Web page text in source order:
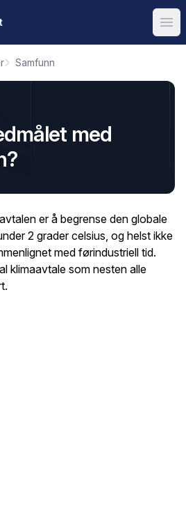
Samfunn
med
er å begrense den globale
2 grader celsius, og helst ikke
med førindustriell tid.
klimaavtale som nesten alle